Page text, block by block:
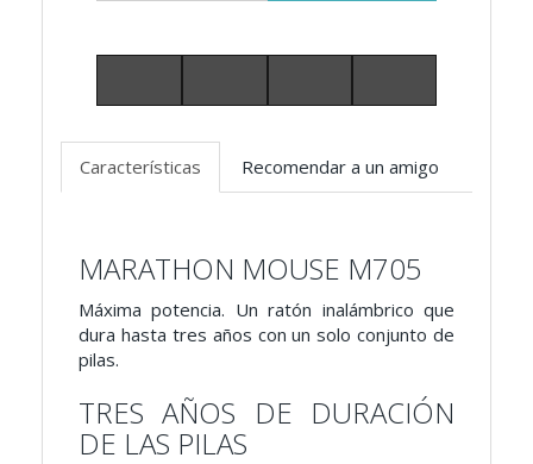
Características Recomendar a un amigo
MARATHON MOUSE M705
Máxima potencia. Un ratón inalámbrico que
dura hasta tres años con un solo conjunto de
pilas.
TRES AÑOS DE DURACIÓN
DE LAS PILAS